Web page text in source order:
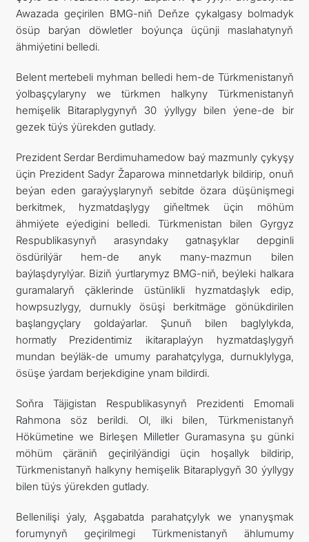
Awazada geçirilen BMG-niň Deňze çykalgasy bolmadyk
ösüp barýan döwletler boýunça üçünji maslahatynyň
ähmiýetini belledi.
Belent mertebeli myhman belledi hem-de Türkmenistanyň
ýolbaşçylaryny we türkmen halkyny Türkmenistanyň
hemişelik Bitaraplygynyň 30 ýyllygy bilen ýene-de bir
gezek tüýs ýürekden gutlady.
Prezident Serdar Berdimuhamedow baý mazmunly çykyşy
üçin Prezident Sadyr Žaparowa minnetdarlyk bildirip, onuň
beýan eden garaýyşlarynyň sebitde özara düşünişmegi
berkitmek, hyzmatdaşlygy giňeltmek üçin möhüm
ähmiýete eýedigini belledi. Türkmenistan bilen Gyrgyz
Respublikasynyň arasyndaky gatnaşyklar depginli
ösdürilýär hem-de anyk many-mazmun bilen
baýlaşdyrylýar. Biziň ýurtlarymyz BMG-niň, beýleki halkara
guramalaryň çäklerinde üstünlikli hyzmatdaşlyk edip,
howpsuzlygy, durnukly ösüşi berkitmäge gönükdirilen
başlangyçlary goldaýarlar. Şunuň bilen baglylykda,
hormatly Prezidentimiz ikitaraplaýyn hyzmatdaşlygyň
mundan beýläk-de umumy parahatçylyga, durnuklylyga,
ösüşe ýardam berjekdigine ynam bildirdi.
Soňra Täjigistan Respublikasynyň Prezidenti Emomali
Rahmona söz berildi. Ol, ilki bilen, Türkmenistanyň
Hökümetine we Birleşen Milletler Guramasyna şu günki
möhüm çäräniň geçirilýändigi üçin hoşallyk bildirip,
Türkmenistanyň halkyny hemişelik Bitaraplygyň 30 ýyllygy
bilen tüýs ýürekden gutlady.
Bellenilişi ýaly, Aşgabatda parahatçylyk we ynanyşmak
forumynyň geçirilmegi Türkmenistanyň ählumumy